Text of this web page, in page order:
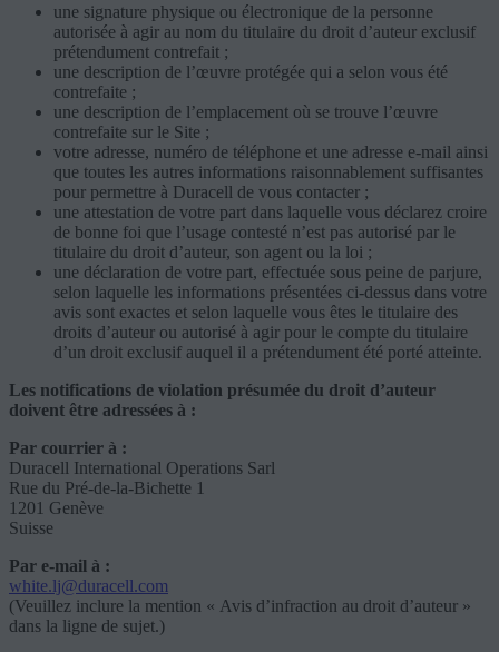
une signature physique ou électronique de la personne
autorisée à agir au nom du titulaire du droit d’auteur exclusif
prétendument contrefait ;
une description de l’œuvre protégée qui a selon vous été
contrefaite ;
une description de l’emplacement où se trouve l’œuvre
contrefaite sur le Site ;
votre adresse, numéro de téléphone et une adresse e-mail ainsi
que toutes les autres informations raisonnablement suffisantes
pour permettre à Duracell de vous contacter ;
une attestation de votre part dans laquelle vous déclarez croire
de bonne foi que l’usage contesté n’est pas autorisé par le
titulaire du droit d’auteur, son agent ou la loi ;
une déclaration de votre part, effectuée sous peine de parjure,
selon laquelle les informations présentées ci-dessus dans votre
avis sont exactes et selon laquelle vous êtes le titulaire des
droits d’auteur ou autorisé à agir pour le compte du titulaire
d’un droit exclusif auquel il a prétendument été porté atteinte.
Les notifications de violation présumée du droit d’auteur
doivent être adressées à :
Par courrier à :
Duracell International Operations Sarl
Rue du Pré-de-la-Bichette 1
1201 Genève
Suisse
Par e-mail à :
white.lj@duracell.com
(Veuillez inclure la mention « Avis d’infraction au droit d’auteur »
dans la ligne de sujet.)